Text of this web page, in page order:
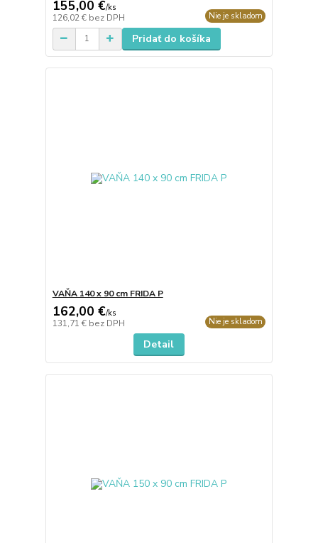
155,00 €/ks
126,02 € bez DPH Nie je skladom
Pridať do košíka
VAŇA 140 x 90 cm FRIDA P
162,00 €/ks
131,71 € bez DPH Nie je skladom
Detail